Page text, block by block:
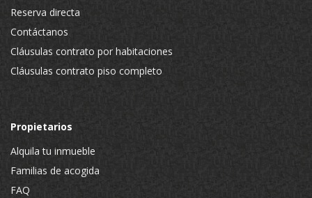
Reserva directa
Contáctanos
Cláusulas contrato por habitaciones
Cláusulas contrato piso completo
Propietarios
Alquila tu inmueble
Familias de acogida
FAQ